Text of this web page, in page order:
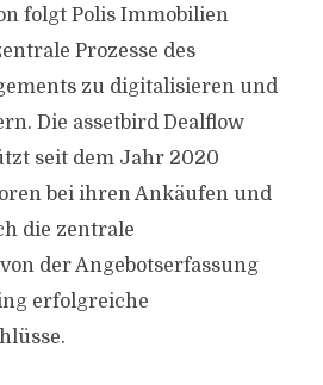
folgt Polis Immobilien
Prozesse des
zu digitalisieren und
Die assetbird Dealflow
seit dem Jahr 2020
bei ihren Ankäufen und
die zentrale
der Angebotserfassung
erfolgreiche